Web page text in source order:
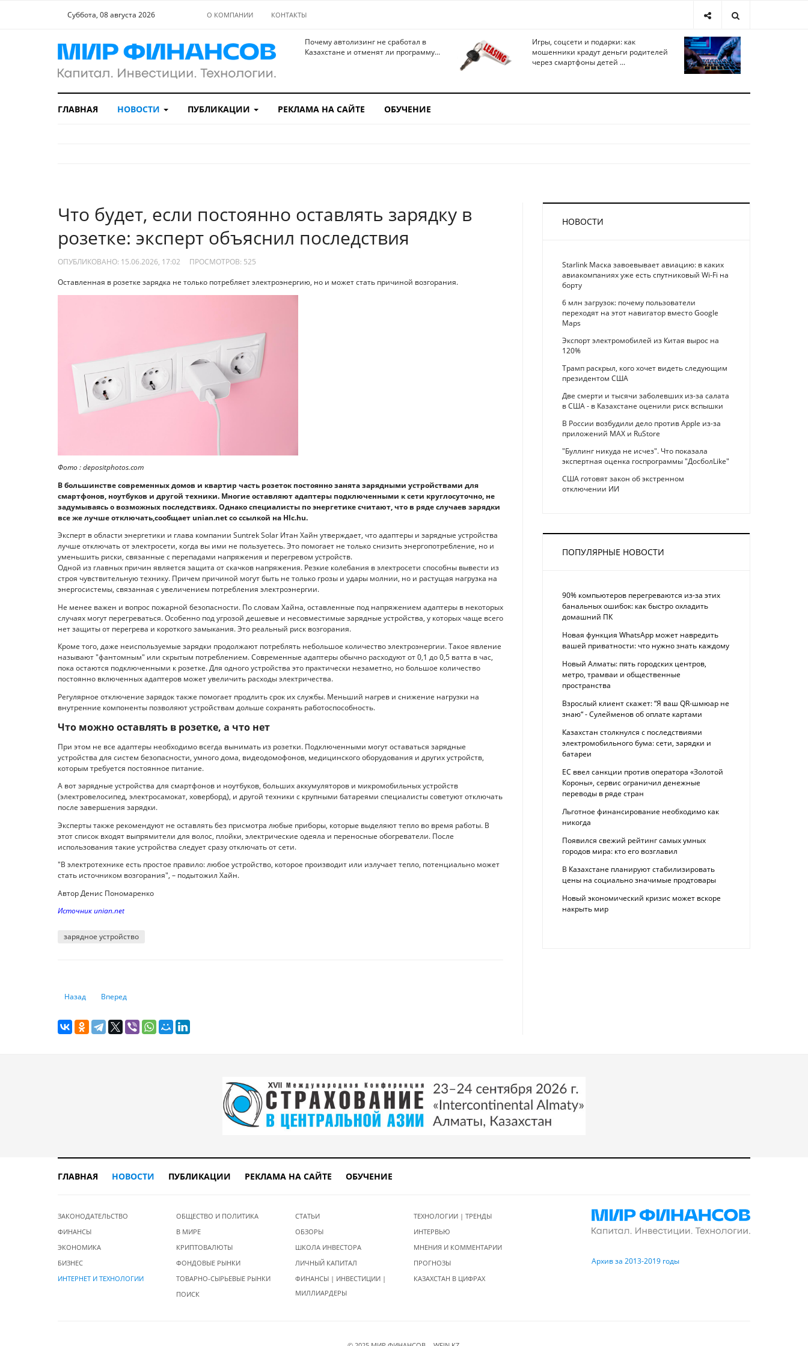
Суббота, 08 августа 2026 О КОМПАНИИ КОНТАКТЫ
Почему автолизинг не сработал в
Казахстане и отменят ли программу...
Игры, соцсети и подарки: как
мошенники крадут деньги родителей
через смартфоны детей ...
ГЛАВНАЯ НОВОСТИ ПУБЛИКАЦИИ РЕКЛАМА НА САЙТЕ ОБУЧЕНИЕ
Что будет, если постоянно оставлять зарядку в
розетке: эксперт объяснил последствия
ОПУБЛИКОВАНО: 15.06.2026, 17:02 ПРОСМОТРОВ: 525
Оставленная в розетке зарядка не только потребляет электроэнергию, но и может стать причиной возгорания.
Фото : depositphotos.com
В большинстве современных домов и квартир часть розеток постоянно занята зарядными устройствами для
смартфонов, ноутбуков и другой техники. Многие оставляют адаптеры подключенными к сети круглосуточно, не
задумываясь о возможных последствиях. Однако специалисты по энергетике считают, что в ряде случаев зарядки
все же лучше отключать,сообщает unian.net со ссылкой на Hlc.hu.
Эксперт в области энергетики и глава компании Suntrek Solar Итан Хайн утверждает, что адаптеры и зарядные устройства
лучше отключать от электросети, когда вы ими не пользуетесь. Это помогает не только снизить энергопотребление, но и
уменьшить риски, связанные с перепадами напряжения и перегревом устройств.
Одной из главных причин является защита от скачков напряжения. Резкие колебания в электросети способны вывести из
строя чувствительную технику. Причем причиной могут быть не только грозы и удары молнии, но и растущая нагрузка на
энергосистемы, связанная с увеличением потребления электроэнергии.
Не менее важен и вопрос пожарной безопасности. По словам Хайна, оставленные под напряжением адаптеры в некоторых
случаях могут перегреваться. Особенно под угрозой дешевые и несовместимые зарядные устройства, у которых чаще всего
нет защиты от перегрева и короткого замыкания. Это реальный риск возгорания.
Кроме того, даже неиспользуемые зарядки продолжают потреблять небольшое количество электроэнергии. Такое явление
называют "фантомным" или скрытым потреблением. Современные адаптеры обычно расходуют от 0,1 до 0,5 ватта в час,
пока остаются подключенными к розетке. Для одного устройства это практически незаметно, но большое количество
постоянно включенных адаптеров может увеличить расходы электричества.
Регулярное отключение зарядок также помогает продлить срок их службы. Меньший нагрев и снижение нагрузки на
внутренние компоненты позволяют устройствам дольше сохранять работоспособность.
Что можно оставлять в розетке, а что нет
При этом не все адаптеры необходимо всегда вынимать из розетки. Подключенными могут оставаться зарядные
устройства для систем безопасности, умного дома, видеодомофонов, медицинского оборудования и других устройств,
которым требуется постоянное питание.
А вот зарядные устройства для смартфонов и ноутбуков, больших аккумуляторов и микромобильных устройств
(электровелосипед, электросамокат, ховерборд), и другой техники с крупными батареями специалисты советуют отключать
после завершения зарядки.
Эксперты также рекомендуют не оставлять без присмотра любые приборы, которые выделяют тепло во время работы. В
этот список входят выпрямители для волос, плойки, электрические одеяла и переносные обогреватели. После
использования такие устройства следует сразу отключать от сети.
"В электротехнике есть простое правило: любое устройство, которое производит или излучает тепло, потенциально может
стать источником возгорания", – подытожил Хайн.
Автор Денис Пономаренко
Источник unian.net
зарядное устройство
Предыдущий: 5 способов проверить, не следят ли за вами через веб-камеру
Назад Следующий: Функции Windows, о которых мало кто знает
Вперед
НОВОСТИ
Starlink Маска завоевывает авиацию: в каких
авиакомпаниях уже есть спутниковый Wi-Fi на
борту
6 млн загрузок: почему пользователи
переходят на этот навигатор вместо Google
Maps
Экспорт электромобилей из Китая вырос на
120%
Трамп раскрыл, кого хочет видеть следующим
президентом США
Две смерти и тысячи заболевших из-за салата
в США - в Казахстане оценили риск вспышки
В России возбудили дело против Apple из-за
приложений MAX и RuStore
"Буллинг никуда не исчез". Что показала
экспертная оценка госпрограммы "ДосболLike"
США готовят закон об экстренном
отключении ИИ
ПОПУЛЯРНЫЕ НОВОСТИ
90% компьютеров перегреваются из-за этих
банальных ошибок: как быстро охладить
домашний ПК
Новая функция WhatsApp может навредить
вашей приватности: что нужно знать каждому
Новый Алматы: пять городских центров,
метро, трамваи и общественные
пространства
Взрослый клиент скажет: “Я ваш QR-шмюар не
знаю“ - Сулейменов об оплате картами
Казахстан столкнулся с последствиями
электромобильного бума: сети, зарядки и
батареи
ЕС ввел санкции против оператора «Золотой
Короны», сервис ограничил денежные
переводы в ряде стран
Льготное финансирование необходимо как
никогда
Появился свежий рейтинг самых умных
городов мира: кто его возглавил
В Казахстане планируют стабилизировать
цены на социально значимые продтовары
Новый экономический кризис может вскоре
накрыть мир
ГЛАВНАЯ НОВОСТИ ПУБЛИКАЦИИ РЕКЛАМА НА САЙТЕ ОБУЧЕНИЕ
ЗАКОНОДАТЕЛЬСТВО
ФИНАНСЫ
ЭКОНОМИКА
БИЗНЕС
ИНТЕРНЕТ И ТЕХНОЛОГИИ
ОБЩЕСТВО И ПОЛИТИКА
В МИРЕ
КРИПТОВАЛЮТЫ
ФОНДОВЫЕ РЫНКИ
ТОВАРНО-СЫРЬЕВЫЕ РЫНКИ
ПОИСК
СТАТЬИ
ОБЗОРЫ
ШКОЛА ИНВЕСТОРА
ЛИЧНЫЙ КАПИТАЛ
ФИНАНСЫ | ИНВЕСТИЦИИ |
МИЛЛИАРДЕРЫ
ТЕХНОЛОГИИ | ТРЕНДЫ
ИНТЕРВЬЮ
МНЕНИЯ И КОММЕНТАРИИ
ПРОГНОЗЫ
КАЗАХСТАН В ЦИФРАХ
Архив за 2013-2019 годы